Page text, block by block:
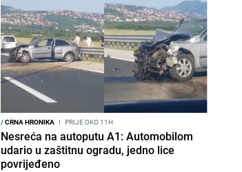
/CRNA HRONIKA I PRIJE OKO 11H
Nesreća na autoputu A1: Automobilom
udario u zaštitnu ogradu, jedno lice
povrijeđeno